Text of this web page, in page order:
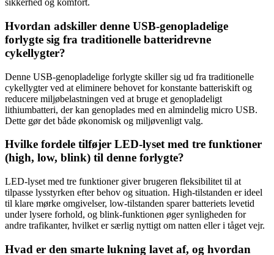
sikkerhed og komfort.
Hvordan adskiller denne USB-genopladelige
forlygte sig fra traditionelle batteridrevne
cykellygter?
Denne USB-genopladelige forlygte skiller sig ud fra traditionelle
cykellygter ved at eliminere behovet for konstante batteriskift og
reducere miljøbelastningen ved at bruge et genopladeligt
lithiumbatteri, der kan genoplades med en almindelig micro USB.
Dette gør det både økonomisk og miljøvenligt valg.
Hvilke fordele tilføjer LED-lyset med tre funktioner
(high, low, blink) til denne forlygte?
LED-lyset med tre funktioner giver brugeren fleksibilitet til at
tilpasse lysstyrken efter behov og situation. High-tilstanden er ideel
til klare mørke omgivelser, low-tilstanden sparer batteriets levetid
under lysere forhold, og blink-funktionen øger synligheden for
andre trafikanter, hvilket er særlig nyttigt om natten eller i tåget vejr.
Hvad er den smarte lukning lavet af, og hvordan